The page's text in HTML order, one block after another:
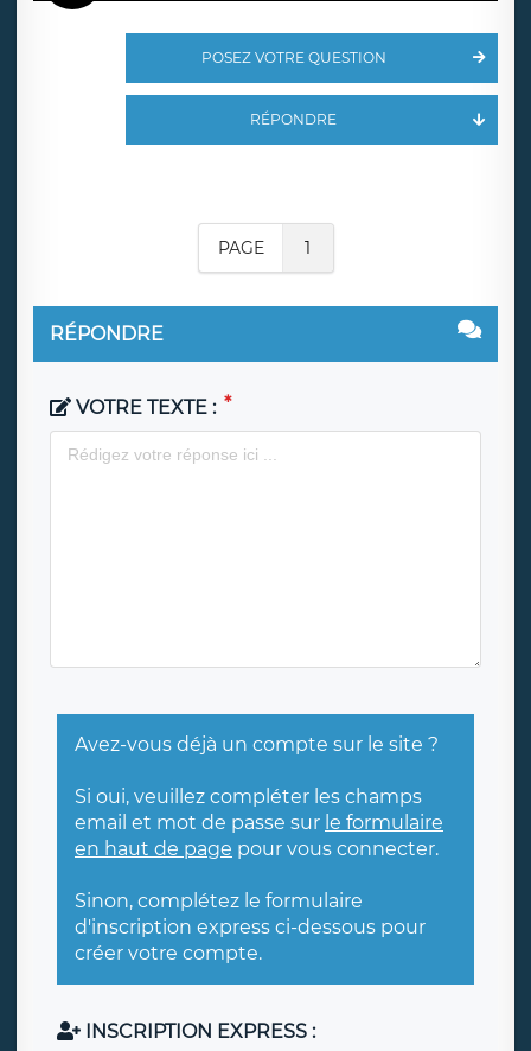
POSEZ VOTRE QUESTION
RÉPONDRE
PAGE 1
RÉPONDRE
VOTRE TEXTE :
Avez-vous déjà un compte sur le site ?
Si oui, veuillez compléter les champs
email et mot de passe sur le formulaire
en haut de page pour vous connecter.
Sinon, complétez le formulaire
d'inscription express ci-dessous pour
créer votre compte.
INSCRIPTION EXPRESS :